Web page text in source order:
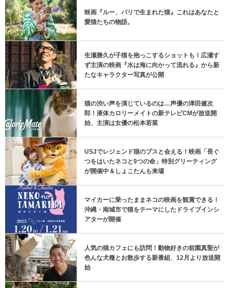
映画『ルー、パリで生まれた猫』これはあなたと
愛猫たちの物語。
生瀬勝久が子猫を抱っこするショットも！広瀬す
ず主演の映画『水は海に向かって流れる』から新
たなキャラクター写真が公開
猫の渋い声を演じているのは…声優の津田健次
郎！液体カロリーメイトの新テレビCMが放送開
始、主演は女優の松本若菜
USJでレジェンド猫のプスと会える！映画「長ぐ
つをはいたネコと9つの命」特別グリーティング
が開催中＆しょこたんも来場
マイカーに乗ったままネコの映画を観賞できる！
沖縄・南城市で猫をテーマにしたドライブインシ
アターが開催
人気の猫カフェにも訪問！動物好きの前園真聖が
色んな犬種とお散歩する新番組、12月より放送開
始